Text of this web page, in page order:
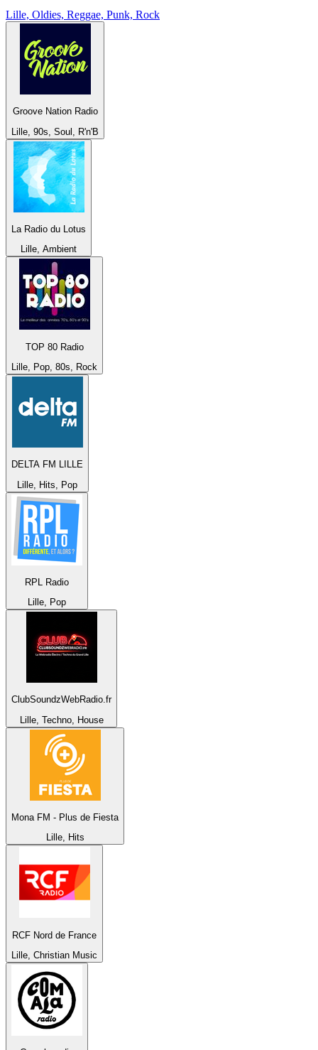
Lille, Oldies, Reggae, Punk, Rock
Groove Nation Radio
Lille, 90s, Soul, R'n'B
La Radio du Lotus
Lille, Ambient
TOP 80 Radio
Lille, Pop, 80s, Rock
DELTA FM LILLE
Lille, Hits, Pop
RPL Radio
Lille, Pop
ClubSoundzWebRadio.fr
Lille, Techno, House
Mona FM - Plus de Fiesta
Lille, Hits
RCF Nord de France
Lille, Christian Music